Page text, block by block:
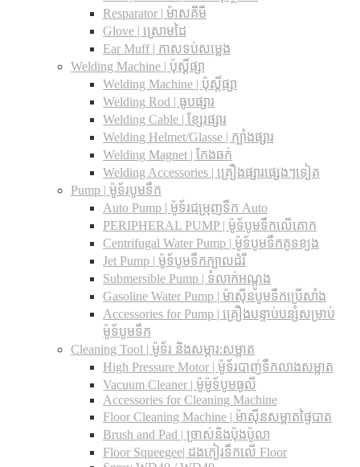
Resparator | ម៉ាសគីមី
Glove | ស្រោមដៃ
Ear Muff | កាសទប់សម្លេង
Welding Machine | ប៉ុស្តិ៍ផ្សា
Welding Machine | ប៉ុស្តិ៍ផ្សា
Welding Rod | ធូបផ្សារ
Welding Cable | ខ្សែរផ្សារ
Welding Helmet/Glasse | ក្បាំងផ្សារ
Welding Magnet | កែងឆក់
Welding Accessories | គ្រឿងផ្សារផ្សេងៗទៀត
Pump | ម៉ូទ័របូមទឹក
Auto Pump | ម៉ូទ័រជម្រុញទឹក Auto
PERIPHERAL PUMP | ម៉ូទ័បូមទឹកលើគោក
Centrifugal Water Pump | ម៉ូទ័បូមទឹកគូទខ្យង
Jet Pump | ម៉ូទ័បូមទឹកក្បាលដំរី
Submersible Pump | ទំលាក់អណ្តូង
Gasoline Water Pump | ម៉ាស៊ីនបូមទឹកប្រើសាំង
Accessories for Pump | គ្រឿងបន្ទាប់បន្សំសម្រាប់
ម៉ូទ័បូមទឹក
Cleaning Tool | ម៉ូទ័រ និងសម្ភារ:សម្អាត
High Pressure Motor | ម៉ូទ័របាញ់ទឹកលាងសម្អាត
Vacuum Cleaner | ម៉ូម៉ូទ័បូមធូលី
Accessories for Cleaning Machine
Floor Cleaning Machine | ម៉ាស៊ីនសម្អាតផ្ទៃបាត
Brush and Pad | ច្រាស់និងប៉ុងប៉ូលា
Floor Squeegee| ដងកៀរទឺកលើ Floor